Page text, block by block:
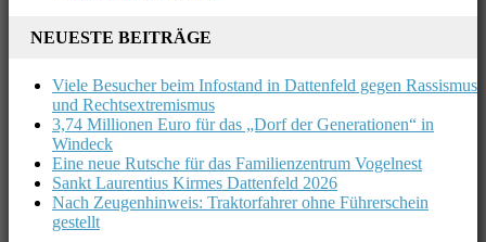
NEUESTE BEITRÄGE
Viele Besucher beim Infostand in Dattenfeld gegen Rassismus
und Rechtsextremismus
3,74 Millionen Euro für das „Dorf der Generationen“ in
Windeck
Eine neue Rutsche für das Familienzentrum Vogelnest
Sankt Laurentius Kirmes Dattenfeld 2026
Nach Zeugenhinweis: Traktorfahrer ohne Führerschein
gestellt